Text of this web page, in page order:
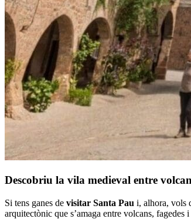
Descobriu la vila medieval entre
Si tens ganes de visitar Santa Pau i, alhora, vols
arquitectònic que s’amaga entre volcans, fagedes